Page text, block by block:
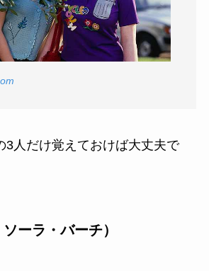
3人だけ覚えておけば大丈夫で
ーラ・バーチ）